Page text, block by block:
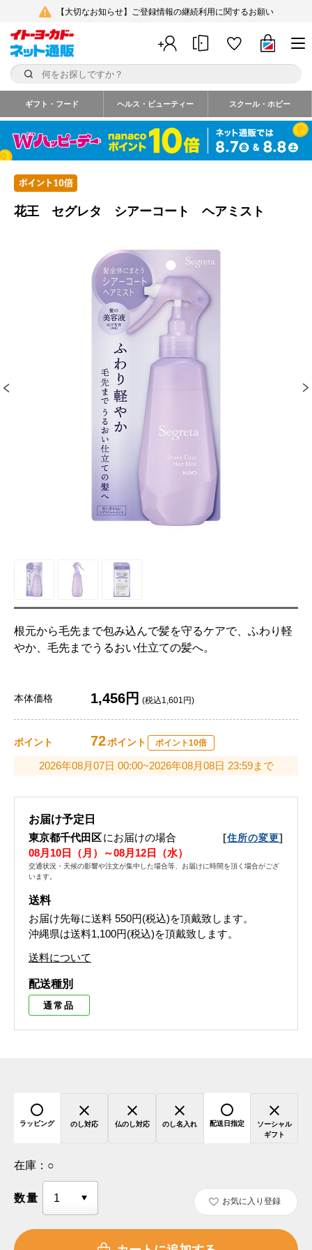
【大切なお知らせ】ご登録情報の継続利用に関するお願い
ギフト・フード ヘルス・ビューティー スクール・ホビー
花王 セグレタ シアーコート ヘアミスト
根元から毛先まで包み込んで髪を守るケアで、ふわり軽
やか、毛先までうるおい仕立ての髪へ。
本体価格 1,456円 (税込1,601円)
ポイント 72ポイント ポイント10倍
2026年08月07日 00:00~2026年08月08日 23:59まで
お届け予定日
東京都千代田区にお届けの場合 [住所の変更]
08月10日（月）～08月12日（水）
交通状況・天候の影響や注文が集中した場合等、お届けに時間を頂く場合がござ
います。
送料
お届け先毎に送料 550円(税込)を頂戴致します。
沖縄県は送料1,100円(税込)を頂戴致します。
送料について
配送種別
通常品
ラッピング のし対応 仏のし対応 のし名入れ 配送日指定
ソーシャル
ギフト
在庫： ○
数量 お気に入り登録